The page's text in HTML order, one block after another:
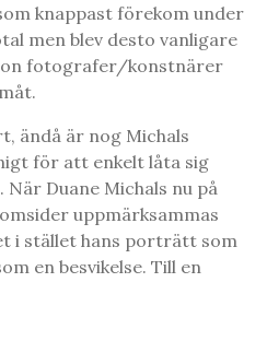
knappast förekom under
men blev desto vanligare
fotografer/konstnärer
ändå är nog Michals
för att enkelt låta sig
Duane Michals nu på
uppmärksammas
i stället hans porträtt som
en besvikelse. Till en